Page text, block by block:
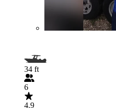
34 ft
6
4.9